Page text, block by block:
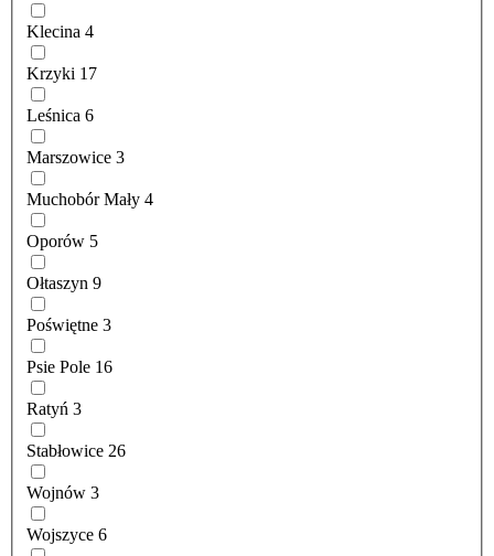
Klecina 4
Krzyki 17
Leśnica 6
Marszowice 3
Muchobór Mały 4
Oporów 5
Ołtaszyn 9
Poświętne 3
Psie Pole 16
Ratyń 3
Stabłowice 26
Wojnów 3
Wojszyce 6